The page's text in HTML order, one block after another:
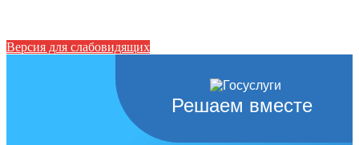
Версия для слабовидящих
Решаем вместе